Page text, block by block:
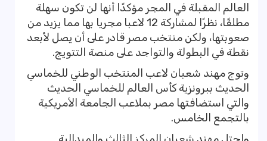
العالم المقبلة في المجر مؤكدًا أنها لن تكون سهلة
مطلقًا، نظرًا لمشاركة 12 لاعبا مجريا بها مما يزيد من
صعوبتها، ولكن منتخب مصر قادر على أن يصل لأبعد
نقطة في البطولة والتواجد على منصة التتويج.
وتوج مهند شعبان لاعب المنتخب الوطني للخماسي
الحديث ببرونزية كأس العالم للخماسي الحديث
والتي استضافتها مصر بملاعب الجامعة الأمريكية
بالتجمع الخامس.